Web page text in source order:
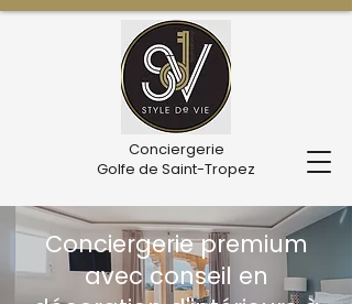
Conciergerie
Golfe de Saint-Tropez
Conciergerie premium
avec conseil en